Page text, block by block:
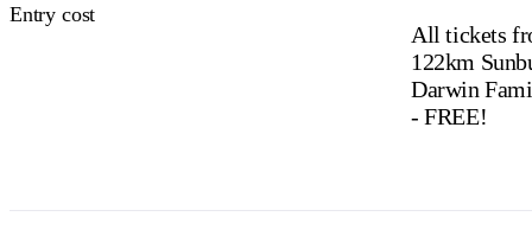
Entry cost
All tickets
122km
Darwin
- FREE!